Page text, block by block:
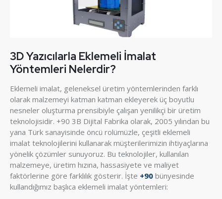
3D Yazıcılarla Eklemeli İmalat
Yöntemleri Nelerdir?
Eklemeli imalat, geleneksel üretim yöntemlerinden farklı
olarak malzemeyi katman katman ekleyerek üç boyutlu
nesneler oluşturma prensibiyle çalışan yenilikçi bir üretim
teknolojisidir. +90 3B Dijital Fabrika olarak, 2005 yılından bu
yana Türk sanayisinde öncü rolümüzle, çeşitli eklemeli
imalat teknolojilerini kullanarak müşterilerimizin ihtiyaçlarına
yönelik çözümler sunuyoruz. Bu teknolojiler, kullanılan
malzemeye, üretim hızına, hassasiyete ve maliyet
faktörlerine göre farklılık gösterir. İşte +90 bünyesinde
kullandığımız başlıca eklemeli imalat yöntemleri: